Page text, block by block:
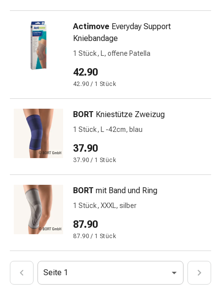
und
-
mittel
Zeckenschutz
Zeckenpinzette
Anti-
Wurmmittel
Rezeptpflichtige
Arzneimittel
Rezeptpflichtige
Arzneimittel
Vaginalbeschwerden
Menstruation
Wechseljahre
Scheideninfektion
Vaginalgesundheit
Mineralstoffe
Actimove Everyday Support
Kniebandage
1 Stück, L, offene Patella
42.90
42.90 / 1 Stück
BORT Kniestütze Zweizug
1 Stück, L -42cm, blau
37.90
37.90 / 1 Stück
BORT mit Band und Ring
1 Stück, XXXL, silber
87.90
87.90 / 1 Stück
Seite 1